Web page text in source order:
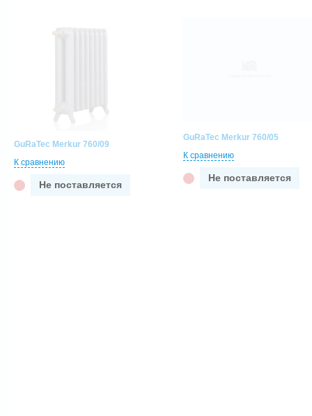
GuRaTec Merkur 760/09
К сравнению
Не поставляется
GuRaTec Merkur 760/05
К сравнению
Не поставляется